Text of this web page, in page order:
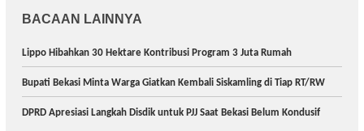
BACAAN LAINNYA
Lippo Hibahkan 30 Hektare Kontribusi Program 3 Juta Rumah
Bupati Bekasi Minta Warga Giatkan Kembali Siskamling di Tiap RT/RW
DPRD Apresiasi Langkah Disdik untuk PJJ Saat Bekasi Belum Kondusif